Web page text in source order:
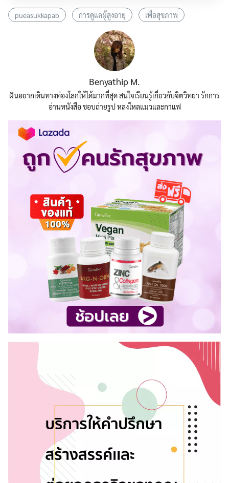
pueasukkapab การดูแลผู้สูงอายุ เพื่อสุขภาพ
Benyathip M.
ฝันอยากเดินทางท่องโลกให้ได้มากที่สุด สนใจเรียนรู้เกี่ยวกับจิตวิทยา รักการ
อ่านหนังสือ ชอบถ่ายรูป หลงใหลแมวและกาแฟ